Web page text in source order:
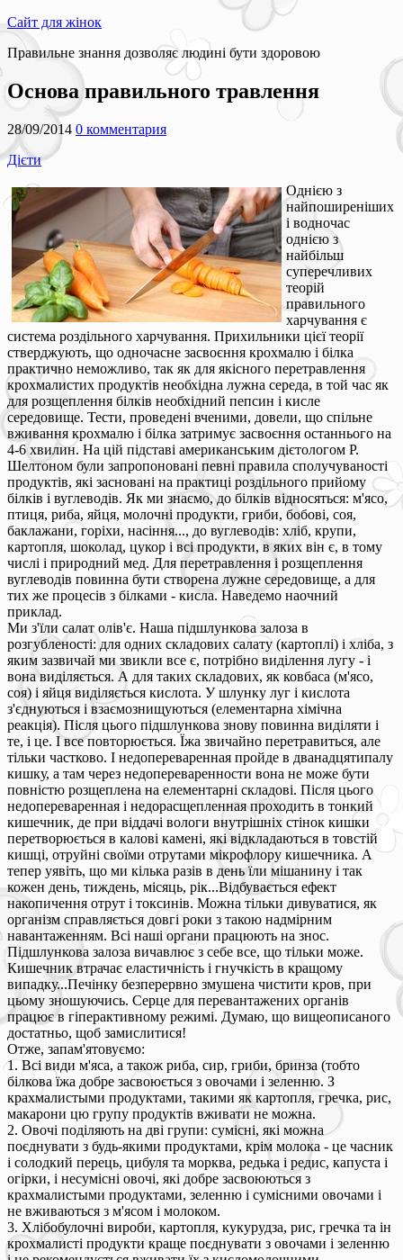
Сайт для жінок
Правильне знання дозволяє людині бути здоровою
Основа правильного травлення
28/09/2014 0 комментария
Дієти
Однією з
найпоширеніших
і водночас
однією з
найбільш
суперечливих
теорій
правильного
харчування є
система роздільного харчування. Прихильники цієї теорії
стверджують, що одночасне засвоєння крохмалю і білка
практично неможливо, так як для якісного перетравлення
крохмалистих продуктів необхідна лужна середа, в той час як
для розщеплення білків необхідний пепсин і кисле
середовище. Тести, проведені вченими, довели, що спільне
вживання крохмалю і білка затримує засвоєння останнього на
4-6 хвилин. На цій підставі американським дієтологом Р.
Шелтоном були запропоновані певні правила сполучуваності
продуктів, які засновані на практиці роздільного прийому
білків і вуглеводів. Як ми знаємо, до білків відносяться: м'ясо,
птиця, риба, яйця, молочні продукти, гриби, бобові, соя,
баклажани, горіхи, насіння..., до вуглеводів: хліб, крупи,
картопля, шоколад, цукор і всі продукти, в яких він є, в тому
числі і природний мед. Для перетравлення і розщеплення
вуглеводів повинна бути створена лужне середовище, а для
тих же процесів з білками - кисла. Наведемо наочний
приклад.
Ми з'їли салат олів'є. Наша підшлункова залоза в
розгубленості: для одних складових салату (картоплі) і хліба, з
яким зазвичай ми звикли все є, потрібно виділення лугу - і
вона виділяється. А для таких складових, як ковбаса (м'ясо,
соя) і яйця виділяється кислота. У шлунку луг і кислота
з'єднуються і взаємознищуються (елементарна хімічна
реакція). Після цього підшлункова знову повинна виділяти і
те, і це. І все повторюється. Їжа звичайно перетравиться, але
тільки частково. І недопереваренная пройде в дванадцятипалу
кишку, а там через недопереваренности вона не може бути
повністю розщеплена на елементарні складові. Після цього
недопереваренная і недорасщепленная проходить в тонкий
кишечник, де при віддачі вологи внутрішніх стінок кишки
перетворюється в калові камені, які відкладаються в товстій
кишці, отруйні своїми отрутами мікрофлору кишечника. А
тепер уявіть, що ми кілька разів в день їли мішанину і так
кожен день, тиждень, місяць, рік...Відбувається ефект
накопичення отрут і токсинів. Можна тільки дивуватися, як
організм справляється довгі роки з такою надмірним
навантаженням. Всі наші органи працюють на знос.
Підшлункова залоза вичавлює з себе все, що тільки може.
Кишечник втрачає еластичність і гнучкість в кращому
випадку...Печінку безперервно змушена чистити кров, при
цьому зношуючись. Серце для перевантажених органів
працює в гіперактивному режимі. Думаю, що вищеописаного
достатньо, щоб замислитися!
Отже, запам'ятовуємо:
1. Всі види м'яса, а також риба, сир, гриби, бринза (тобто
білкова їжа добре засвоюється з овочами і зеленню. З
крахмалистыми продуктами, такими як картопля, гречка, рис,
макарони цю групу продуктів вживати не можна.
2. Овочі поділяють на дві групи: сумісні, які можна
поєднувати з будь-якими продуктами, крім молока - це часник
і солодкий перець, цибуля та морква, редька і редис, капуста і
огірки, і несумісні овочі, які добре засвоюються з
крахмалистыми продуктами, зеленню і сумісними овочами і
не вживаються з м'ясом і молоком.
3. Хлібобулочні вироби, картопля, кукурудза, рис, гречка та ін
крохмалисті продукти краще поєднувати з овочами і зеленню